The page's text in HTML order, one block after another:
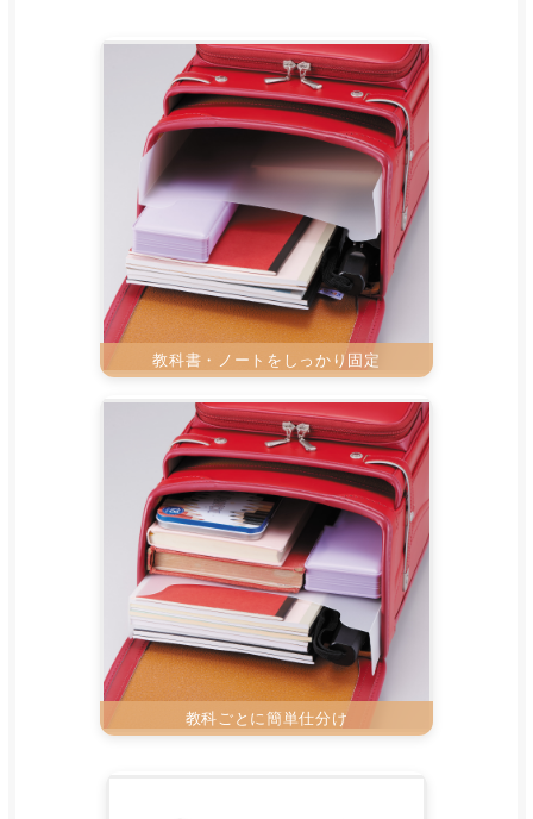
教科書・ノートをしっかり固定
教科ごとに簡単仕分け